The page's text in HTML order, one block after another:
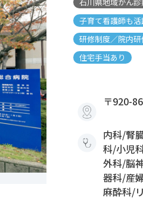
子育て看護師も活
研修制度／院内
住宅手当あり
〒920-
内科/腎
科/小児
外科/脳
器科/産
麻酔科/